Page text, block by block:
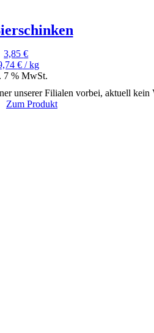
3,85€
€ /kg
7 % MwSt.
unserer Filialen vorbei, aktuell kein
Zum Produkt